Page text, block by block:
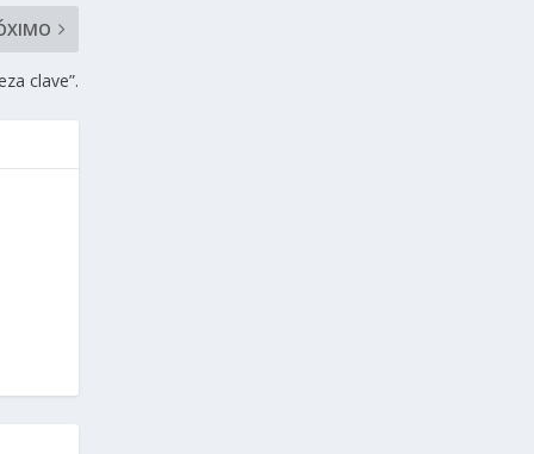
clave”.